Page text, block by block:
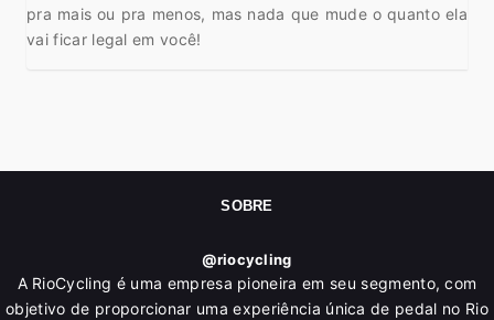
pra mais ou pra menos, mas nada que mude o quanto ela
vai ficar legal em você!
SOBRE
@riocycling
A RioCycling é uma empresa pioneira em seu segmento, com
objetivo de proporcionar uma experiência única de pedal no Rio